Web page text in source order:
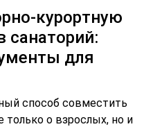
курортную
санаторий:
для
способ совместить
только о взрослых, но и